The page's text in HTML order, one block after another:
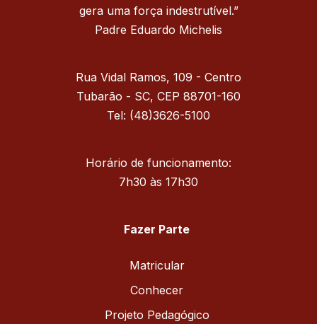
gera uma força indestrutível.”
Padre Eduardo Michelis
Rua Vidal Ramos, 109 - Centro
Tubarão - SC, CEP 88701-160
Tel: (48)3626-5100
Horário de funcionamento:
7h30 às 17h30
Fazer Parte
Matricular
Conhecer
Projeto Pedagógico